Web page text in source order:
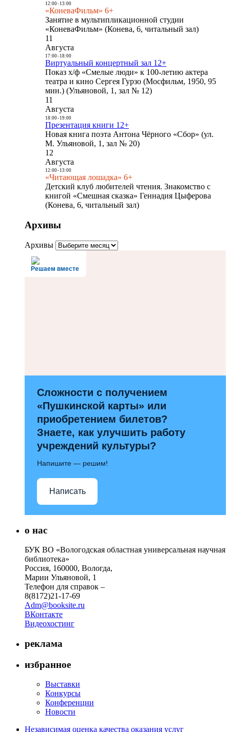
12:00- 13:00
«КоневаФильм» 6+
Занятие в мультипликационной студии
«КоневаФильм» (Конева, 6, читальный зал)
11
Августа
17:00- 18:00
Виртуальный концертный зал 12+
Показ х/ф «Смелые люди» к 100-летию актера
театра и кино Сергея Гурзо (Мосфильм, 1950, 95
мин.) (Ульяновой, 1, зал № 12)
11
Августа
18:00- 19:00
Презентация книги 12+
Новая книга поэта Антона Чёрного «Сбор» (ул.
М. Ульяновой, 1, зал № 20)
12
Августа
12:00- 13:00
«Читающая лошадка» 6+
Детский клуб любителей чтения. Знакомство с
книгой «Смешная сказка» Геннадия Цыферова
(Конева, 6, читальный зал)
Архивы
Архивы
Решаем вместе
Сложности с получением
«Пушкинской карты» или
приобретением билетов?
Знаете, как улучшить работу
учреждений культуры?
Напишите — решим!
Написать
о нас
БУК ВО «Вологодская областная универсальная научная
библиотека»
Россия, 160000, Вологда,
Марии Ульяновой, 1
Телефон для справок –
8(8172)21-17-69
Adm@booksite.ru
ВКонтакте
Видеохостинг
реклама
избранное
Выставки
Конкурсы
Конференции
Новости
Независимая оценка качества оказания услуг